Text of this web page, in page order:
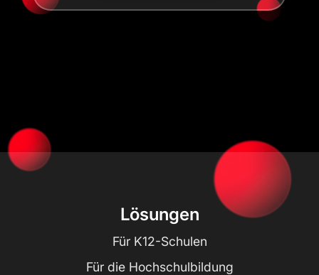
Lösungen
Für K12-Schulen
Für die Hochschulbildung